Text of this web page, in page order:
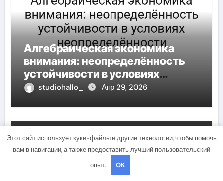
Алгебраическая экономика
внимания: неопределённость
устойчивости в условиях
неопределённости
studiohallo_ Апр 29, 2026
Uncategorised
Этот сайт использует куки-файлы и другие технологии, чтобы помочь
вам в навигации, а также предоставить лучший пользовательский
опыт.
OK